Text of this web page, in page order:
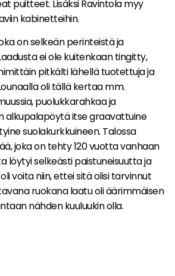
puitteet. Lisäksi Ravintola myy
kabinetteihin.
on selkeän perinteistä ja
ei ole kuitenkaan tingitty,
pitkälti lähellä tuotettuja ja
oli tällä kertaa mm.
puolukkarahkaa ja
alkupalapöytä itse graavattuine
suolakurkkuineen. Talossa
joka on tehty 120 vuotta vanhaan
löytyi selkeästi paistuneisuutta ja
voita niin, ettei sitä olisi tarvinnut
ruokana laatu oli äärimmäisen
nähden kuuluukin olla.